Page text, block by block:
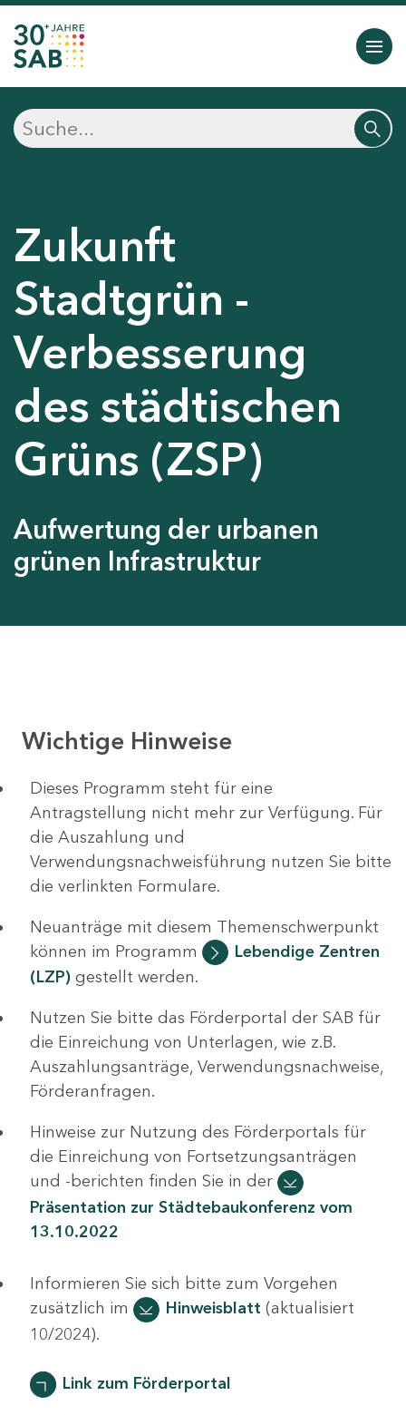
Zukunft
Stadtgrün -
Verbesserung
des städtischen
Grüns (ZSP)
Aufwertung der urbanen
grünen Infrastruktur
Wichtige Hinweise
Dieses Programm steht für eine
Antragstellung nicht mehr zur Verfügung. Für
die Auszahlung und
Verwendungsnachweisführung nutzen Sie bitte
die verlinkten Formulare.
Neuanträge mit diesem Themenschwerpunkt
können im Programm
Lebendige Zentren
(LZP) gestellt werden.
Nutzen Sie bitte das Förderportal der SAB für
die Einreichung von Unterlagen, wie z.B.
Auszahlungsanträge, Verwendungsnachweise,
Förderanfragen.
Hinweise zur Nutzung des Förderportals für
die Einreichung von Fortsetzungsanträgen
und -berichten finden Sie in der
Präsentation zur Städtebaukonferenz vom
13.10.2022
Informieren Sie sich bitte zum Vorgehen
zusätzlich im
Hinweisblatt (aktualisiert
10/2024).
Link zum Förderportal